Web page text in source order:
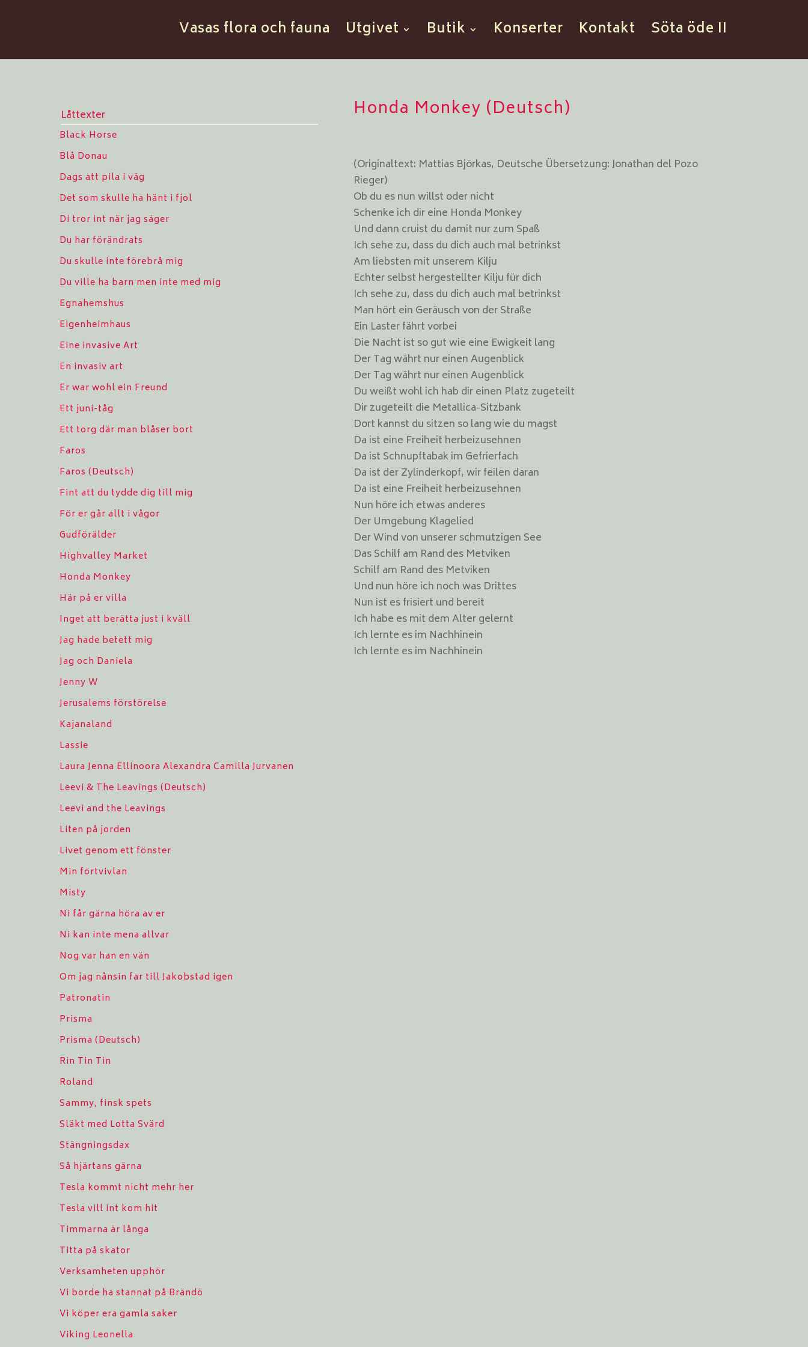
Vasas flora och fauna Utgivet Butik Konserter Kontakt Söta öde II
Låttexter Honda Monkey (Deutsch)
Black Horse
Blå Donau
Dags att pila i väg
Det som skulle ha hänt i fjol
Di tror int när jag säger
Du har förändrats
Du skulle inte förebrå mig
Du ville ha barn men inte med mig
Egnahemshus
Eigenheimhaus
Eine invasive Art
En invasiv art
Er war wohl ein Freund
Ett juni-tåg
Ett torg där man blåser bort
Faros
Faros (Deutsch)
Fint att du tydde dig till mig
För er går allt i vågor
Gudförälder
Highvalley Market
Honda Monkey
Här på er villa
Inget att berätta just i kväll
Jag hade betett mig
Jag och Daniela
Jenny W
Jerusalems förstörelse
Kajanaland
Lassie
Laura Jenna Ellinoora Alexandra Camilla Jurvanen
Leevi & The Leavings (Deutsch)
Leevi and the Leavings
Liten på jorden
Livet genom ett fönster
Min förtvivlan
Misty
Ni får gärna höra av er
Ni kan inte mena allvar
Nog var han en vän
Om jag nånsin far till Jakobstad igen
Patronatin
Prisma
Prisma (Deutsch)
Rin Tin Tin
Roland
Sammy, finsk spets
Släkt med Lotta Svärd
Stängningsdax
Så hjärtans gärna
Tesla kommt nicht mehr her
Tesla vill int kom hit
Timmarna är långa
Titta på skator
Verksamheten upphör
Vi borde ha stannat på Brändö
Vi köper era gamla saker
Viking Leonella
(Originaltext: Mattias Björkas, Deutsche Übersetzung: Jonathan del Pozo
Rieger)
Ob du es nun willst oder nicht
Schenke ich dir eine Honda Monkey
Und dann cruist du damit nur zum Spaß
Ich sehe zu, dass du dich auch mal betrinkst
Am liebsten mit unserem Kilju
Echter selbst hergestellter Kilju für dich
Ich sehe zu, dass du dich auch mal betrinkst
Man hört ein Geräusch von der Straße
Ein Laster fährt vorbei
Die Nacht ist so gut wie eine Ewigkeit lang
Der Tag währt nur einen Augenblick
Der Tag währt nur einen Augenblick
Du weißt wohl ich hab dir einen Platz zugeteilt
Dir zugeteilt die Metallica-Sitzbank
Dort kannst du sitzen so lang wie du magst
Da ist eine Freiheit herbeizusehnen
Da ist Schnupftabak im Gefrierfach
Da ist der Zylinderkopf, wir feilen daran
Da ist eine Freiheit herbeizusehnen
Nun höre ich etwas anderes
Der Umgebung Klagelied
Der Wind von unserer schmutzigen See
Das Schilf am Rand des Metviken
Schilf am Rand des Metviken
Und nun höre ich noch was Drittes
Nun ist es frisiert und bereit
Ich habe es mit dem Alter gelernt
Ich lernte es im Nachhinein
Ich lernte es im Nachhinein